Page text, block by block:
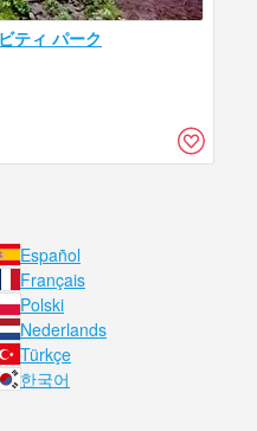
ティ パーク
Español
Français
Polski
Nederlands
Türkçe
한국어